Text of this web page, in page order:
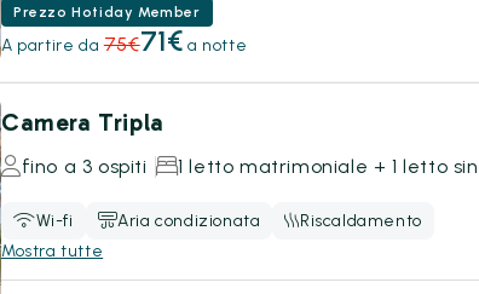
Prezzo Hotiday Member
A partire da 75€71€ a notte
Camera Tripla
fino a 3 ospiti 1 letto matrimoniale + 1 letto
Wi-fi Aria condizionata
Riscaldamento
Mostra tutte